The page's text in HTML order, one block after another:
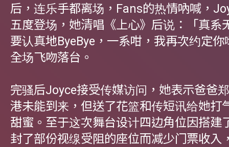
后，连乐手都离场，Fans的热情吶喊，
五度登场，她清唱《上心》后说：「真系
要认真地ByeBye，一系咁，我再次约定
全场飞吻落台。
完骚后Joyce接受传媒访问，她表示爸爸
港未能到来，但送了花篮和传短讯给她打
甜蜜。至于这次舞台设计四边角位因搭建
封了部份视缐受阻的座位而减少门票收入